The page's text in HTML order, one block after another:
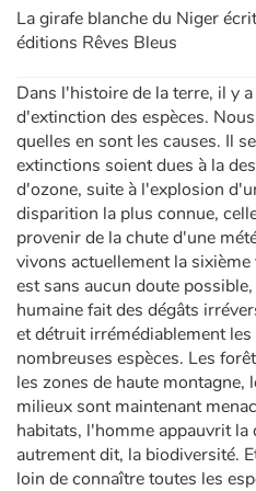
La girafe blanche du Niger
éditions Rêves Bleus
Dans l'histoire de la terre, il y
d'extinction des espèces.
quelles en sont les causes. Il
extinctions soient dues à la
d'ozone, suite à l'explosion
disparition la plus connue,
provenir de la chute d'une
vivons actuellement la
est sans aucun doute
humaine fait des dégâts
et détruit irrémédiablement
nombreuses espèces. Les
les zones de haute montagne,
milieux sont maintenant
habitats, l'homme appauvrit la
autrement dit, la biodiversité.
loin de connaître toutes les